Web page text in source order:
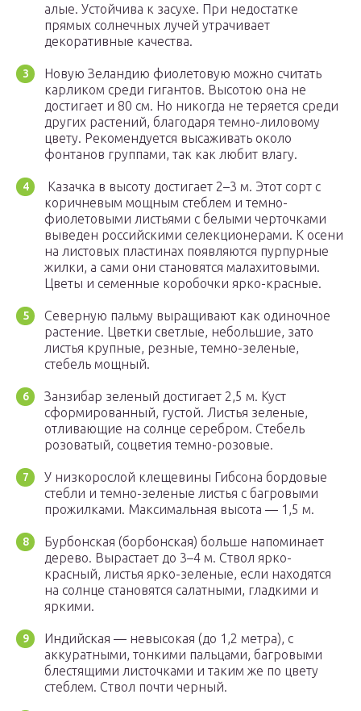
алые. Устойчива к засухе. При недостатке
прямых солнечных лучей утрачивает
декоративные качества.
Новую Зеландию фиолетовую можно считать
карликом среди гигантов. Высотою она не
достигает и 80 см. Но никогда не теряется среди
других растений, благодаря темно-лиловому
цвету. Рекомендуется высаживать около
фонтанов группами, так как любит влагу.
Казачка в высоту достигает 2–3 м. Этот сорт с
коричневым мощным стеблем и темно-
фиолетовыми листьями с белыми черточками
выведен российскими селекционерами. К осени
на листовых пластинах появляются пурпурные
жилки, а сами они становятся малахитовыми.
Цветы и семенные коробочки ярко-красные.
Северную пальму выращивают как одиночное
растение. Цветки светлые, небольшие, зато
листья крупные, резные, темно-зеленые,
стебель мощный.
Занзибар зеленый достигает 2,5 м. Куст
сформированный, густой. Листья зеленые,
отливающие на солнце серебром. Стебель
розоватый, соцветия темно-розовые.
У низкорослой клещевины Гибсона бордовые
стебли и темно-зеленые листья с багровыми
прожилками. Максимальная высота — 1,5 м.
Бурбонская (борбонская) больше напоминает
дерево. Вырастает до 3–4 м. Ствол ярко-
красный, листья ярко-зеленые, если находятся
на солнце становятся салатными, гладкими и
яркими.
Индийская — невысокая (до 1,2 метра), с
аккуратными, тонкими пальцами, багровыми
блестящими листочками и таким же по цвету
стеблем. Ствол почти черный.